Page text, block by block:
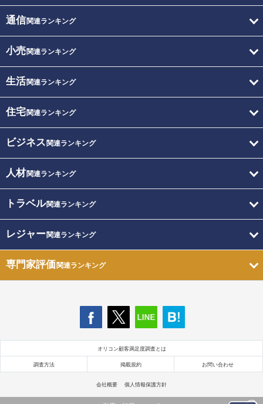
通信関連ランキング
小売関連ランキング
生活関連ランキング
住宅関連ランキング
ビジネス 関連ランキング
人材関連ランキング
トラベル関連ランキング
レジャー関連ランキング
専門家評価関連ランキング
オリコン顧客満足度調査とは
調査方法 掲載規約 お問い合わせ
会社概要 個人情報保護方針